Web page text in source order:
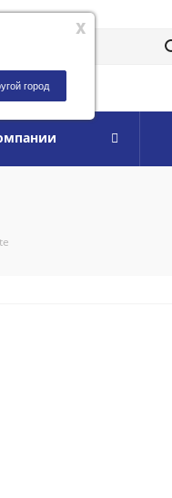
x
город